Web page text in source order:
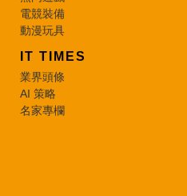
電競裝備
動漫玩具
IT TIMES
業界頭條
AI 策略
名家專欄